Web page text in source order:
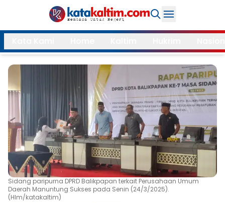
Daerah
Kukar
Samarinda
Bontang
Balikpapan
Kubar
Kutim
PPU
Mahulu
Paser
Berau
More
Internasional
Feature
Search
Sidang paripurna DPRD Balikpapan terkait Perusahaan Umum
Daerah Manuntung Sukses pada Senin (24/3/2025).
(Hlm/katakaltim)